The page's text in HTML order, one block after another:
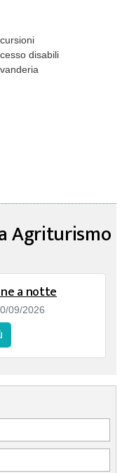
disabili
Agriturismo
a notte
09/2026